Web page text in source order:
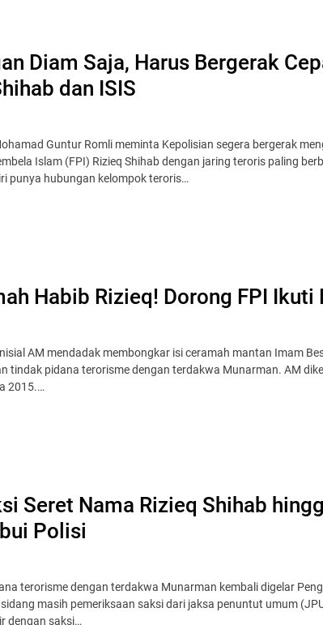
Diam Saja, Harus Bergerak
dan ISIS
Guntur Romli meminta Kepolisian segera bergerak
Islam (FPI) Rizieq Shihab dengan jaring teroris paling
punya hubungan kelompok teroris…
Habib Rizieq! Dorong FPI Ikuti
AM mendadak membongkar isi ceramah mantan Imam
tindak pidana terorisme dengan terdakwa Munarman. AM
2015.…
Seret Nama Rizieq Shihab
Polisi
terorisme dengan terdakwa Munarman kembali digelar
masih pemeriksaan saksi dari jaksa penuntut umum
dengan saksi…